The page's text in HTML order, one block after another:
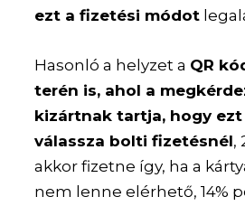
ezt a fizetési módot
Hasonló a helyzet a QR
terén is, ahol a
kizártnak tartja, hogy ezt
válassza bolti fizetésnél,
akkor fizetne így, ha a
nem lenne elérhető, 14%